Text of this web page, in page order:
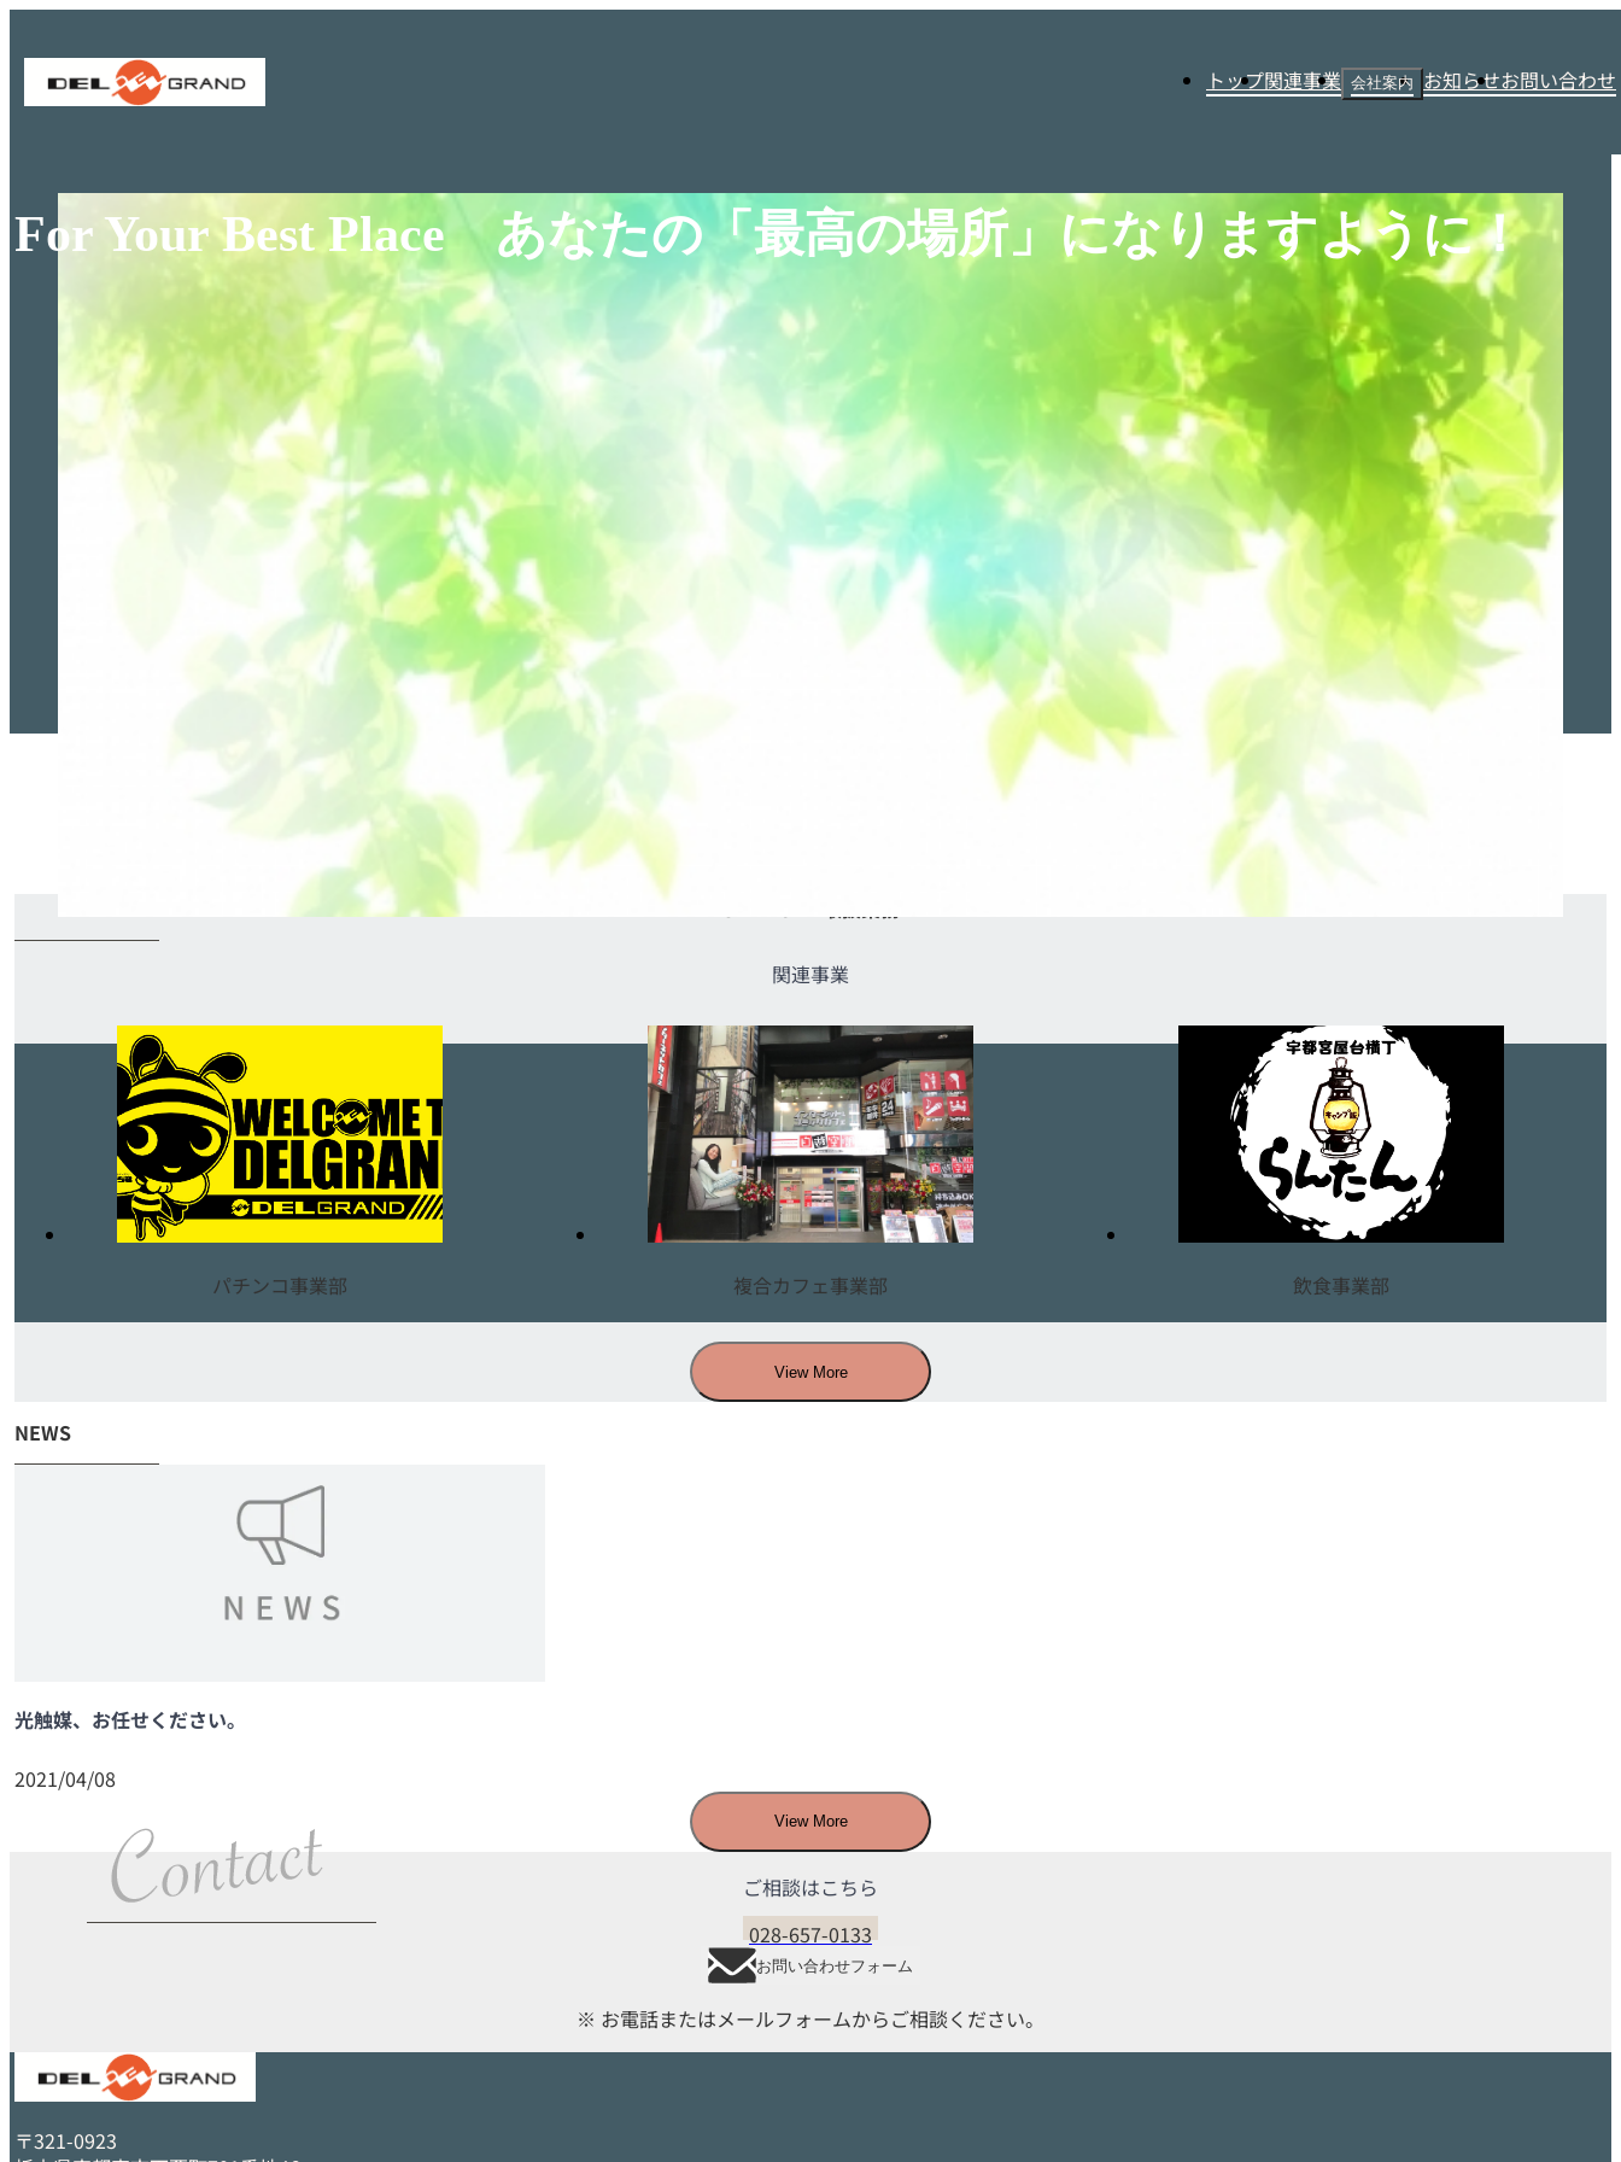
トップ関連事業 会社案内 お知らせお問い合わせ
For Your Best Place　あなたの「最高の場所」になりますように！
関連事業
パチンコ事業部 複合カフェ事業部 飲食事業部
View More
NEWS
光触媒、お任せください。
2021/04/08
View More
ご相談はこちら
028-657-0133
お問い合わせフォーム
※ お電話またはメールフォームからご相談ください。
〒321-0923